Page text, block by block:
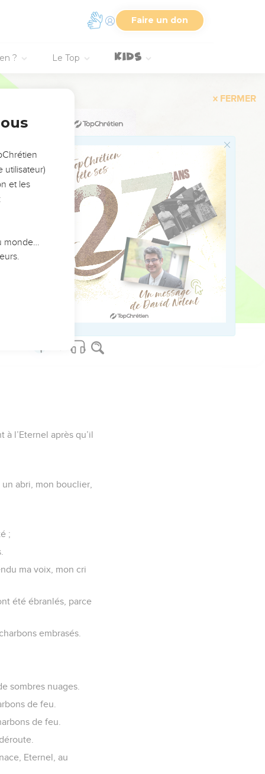
Faire un don
? Le Top
: ma pensée n’est
en garde contre la
en toi !
épée !
dans cette vie, et tu
leurs petits-enfants.
l’Eternel après qu’il
abri, mon bouclier,
;
ma voix, mon cri
été ébranlés, parce
embrasés.
sombres nuages.
de feu.
de feu.
Eternel, au
utilisateur)
et les
monde…